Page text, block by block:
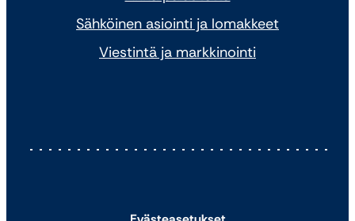
Sähköinen asiointi ja lomakkeet
Viestintä ja markkinointi